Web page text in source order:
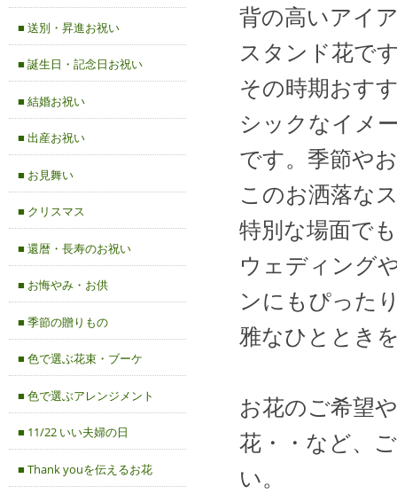
背の高いアイ
スタンド花で
その時期おす
シックなイメ
です。季節や
このお洒落な
特別な場面で
ウェディング
ンにもぴった
雅なひととき
お花のご希望
花・・など、
い。
■ 送別・昇進お祝い
■ 誕生日・記念日お祝い
■ 結婚お祝い
■ 出産お祝い
■ お見舞い
■ クリスマス
■ 還暦・長寿のお祝い
■ お悔やみ・お供
■ 季節の贈りもの
■ 色で選ぶ花束・ブーケ
■ 色で選ぶアレンジメント
■ 11/22 いい夫婦の日
■ Thank youを伝えるお花